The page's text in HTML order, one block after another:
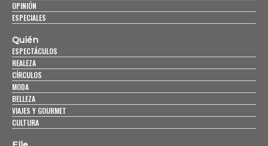
OPINIÓN
ESPECIALES
Quién
ESPECTÁCULOS
REALEZA
CÍRCULOS
MODA
BELLEZA
VIAJES Y GOURMET
CULTURA